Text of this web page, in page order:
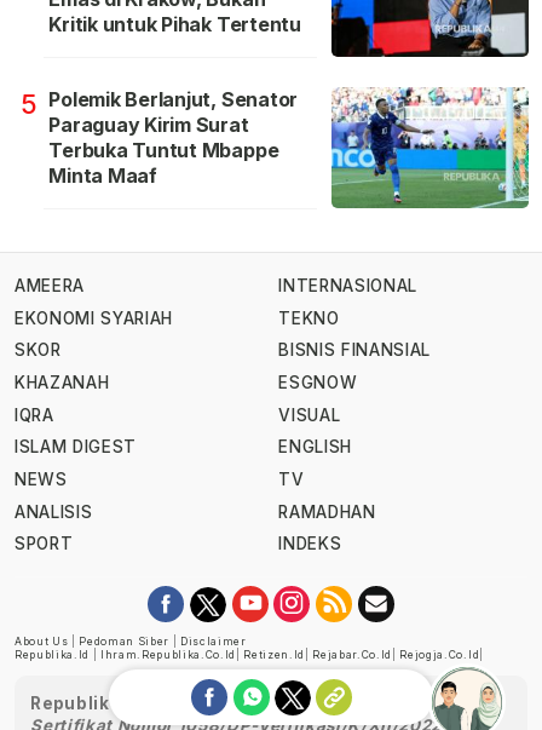
Kritik untuk Pihak Tertentu
5 Polemik Berlanjut, Senator
Paraguay Kirim Surat
Terbuka Tuntut Mbappe
Minta Maaf
AMEERA
EKONOMI SYARIAH
SKOR
KHAZANAH
IQRA
ISLAM DIGEST
NEWS
ANALISIS
SPORT
INTERNASIONAL
TEKNO
BISNIS FINANSIAL
ESGNOW
VISUAL
ENGLISH
TV
RAMADHAN
INDEKS
About Us Pedoman Siber
Disclaimer
Republika.id
Ihram.republika.co.id Retizen.id Rejabar.co.id Rejogja.co.id
Republika telah diverifikasi oleh Dewan Pers
Sertifikat Nomor 1058/DP-Verifikasi/K/XII/2022